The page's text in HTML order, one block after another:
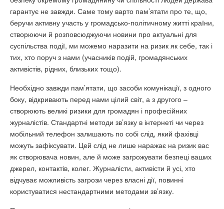
гарантує не завжди. Саме тому варто пам’ятати про те, що,
беручи активну участь у громадсько-політичному житті країни,
створюючи й розповсюджуючи новини про актуальні для
суспільства події, ми можемо наразити на ризик як себе, так і
тих, хто поруч з нами (учасників подій, громадянських
активістів, рідних, близьких тощо).
Необхідно завжди пам’ятати, що засоби комунікації, з одного
боку, відкривають перед нами цілий світ, а з другого –
створюють великі ризики для громадян і професійних
журналістів. Стандартні методи зв’язку в інтернеті чи через
мобільний телефон залишають по собі слід, який фахівці
можуть зафіксувати. Цей слід не лише наражає на ризик вас
як створювача новин, але й може загрожувати безпеці ваших
джерел, контактів, колег. Журналісти, активісти й усі, хто
відчуває можливість загрози через власні дії, повинні
користуватися нестандартними методами зв’язку.